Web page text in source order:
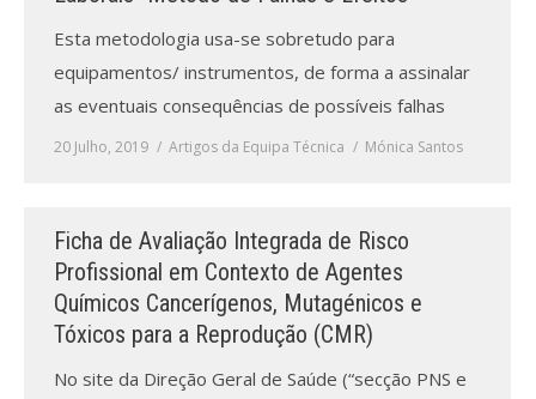
Estatísticas da Revista
Ficha técnica
Esta metodologia usa-se sobretudo para
equipamentos/ instrumentos, de forma a assinalar
as eventuais consequências de possíveis falhas
20 Julho, 2019 Artigos da Equipa Técnica Mónica Santos
Ficha de Avaliação Integrada de Risco
Profissional em Contexto de Agentes
Químicos Cancerígenos, Mutagénicos e
Tóxicos para a Reprodução (CMR)
No site da Direção Geral de Saúde (“secção PNS e